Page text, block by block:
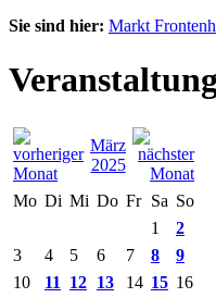
Sie sind hier: Markt
März
2025
Mo Di Mi Do Fr Sa So
1
2
3
4 5 6 7 8
9
10
11 12 13 14 15 16